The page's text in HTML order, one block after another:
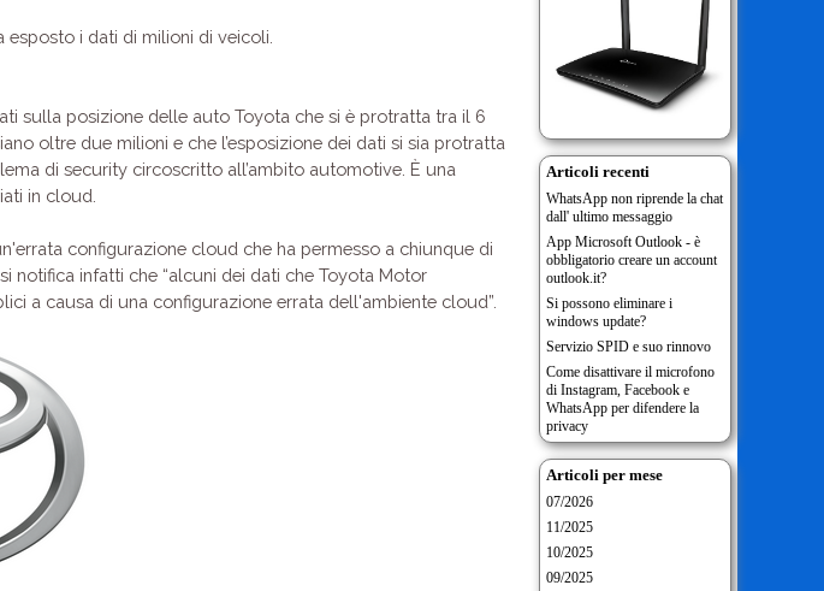
i dati di milioni di veicoli.
sulla posizione delle auto Toyota che si è protratta tra il 6
oltre due milioni e che l’esposizione dei dati si sia protratta
di security circoscritto all’ambito automotive. È una
in cloud.
configurazione cloud che ha permesso a chiunque di
notifica infatti che “alcuni dei dati che Toyota Motor
a causa di una configurazione errata dell'ambiente cloud”.
Articoli recenti
WhatsApp non riprende la chat
dall' ultimo messaggio
App Microsoft Outlook - è
obbligatorio creare un account
outlook.it?
Si possono eliminare i
windows update?
Servizio SPID e suo rinnovo
Come disattivare il microfono
di Instagram, Facebook e
WhatsApp per difendere la
privacy
Articoli per mese
07/2026
11/2025
10/2025
09/2025